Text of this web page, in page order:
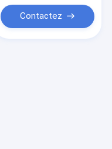
Contactez